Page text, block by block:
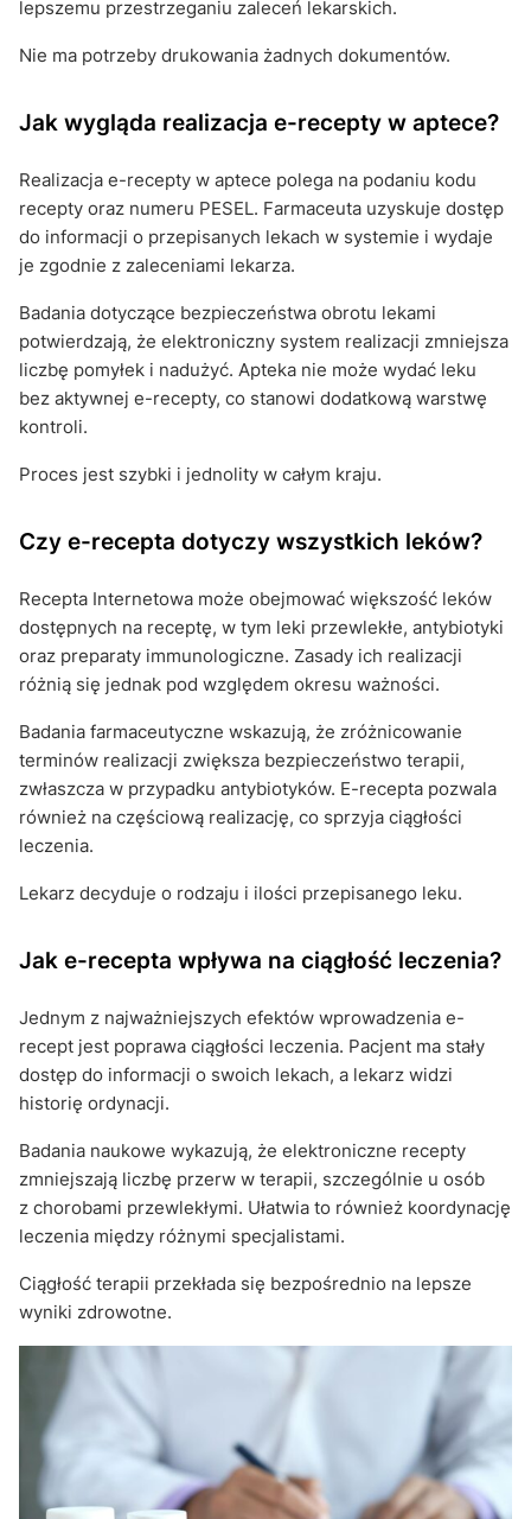
lepszemu przestrzeganiu zaleceń lekarskich.
Nie ma potrzeby drukowania żadnych dokumentów.
Jak wygląda realizacja e-recepty w aptece?
Realizacja e-recepty w aptece polega na podaniu kodu
recepty oraz numeru PESEL. Farmaceuta uzyskuje dostęp
do informacji o przepisanych lekach w systemie i wydaje
je zgodnie z zaleceniami lekarza.
Badania dotyczące bezpieczeństwa obrotu lekami
potwierdzają, że elektroniczny system realizacji zmniejsza
liczbę pomyłek i nadużyć. Apteka nie może wydać leku
bez aktywnej e-recepty, co stanowi dodatkową warstwę
kontroli.
Proces jest szybki i jednolity w całym kraju.
Czy e-recepta dotyczy wszystkich leków?
Recepta Internetowa może obejmować większość leków
dostępnych na receptę, w tym leki przewlekłe, antybiotyki
oraz preparaty immunologiczne. Zasady ich realizacji
różnią się jednak pod względem okresu ważności.
Badania farmaceutyczne wskazują, że zróżnicowanie
terminów realizacji zwiększa bezpieczeństwo terapii,
zwłaszcza w przypadku antybiotyków. E-recepta pozwala
również na częściową realizację, co sprzyja ciągłości
leczenia.
Lekarz decyduje o rodzaju i ilości przepisanego leku.
Jak e-recepta wpływa na ciągłość leczenia?
Jednym z najważniejszych efektów wprowadzenia e-
recept jest poprawa ciągłości leczenia. Pacjent ma stały
dostęp do informacji o swoich lekach, a lekarz widzi
historię ordynacji.
Badania naukowe wykazują, że elektroniczne recepty
zmniejszają liczbę przerw w terapii, szczególnie u osób
z chorobami przewlekłymi. Ułatwia to również koordynację
leczenia między różnymi specjalistami.
Ciągłość terapii przekłada się bezpośrednio na lepsze
wyniki zdrowotne.